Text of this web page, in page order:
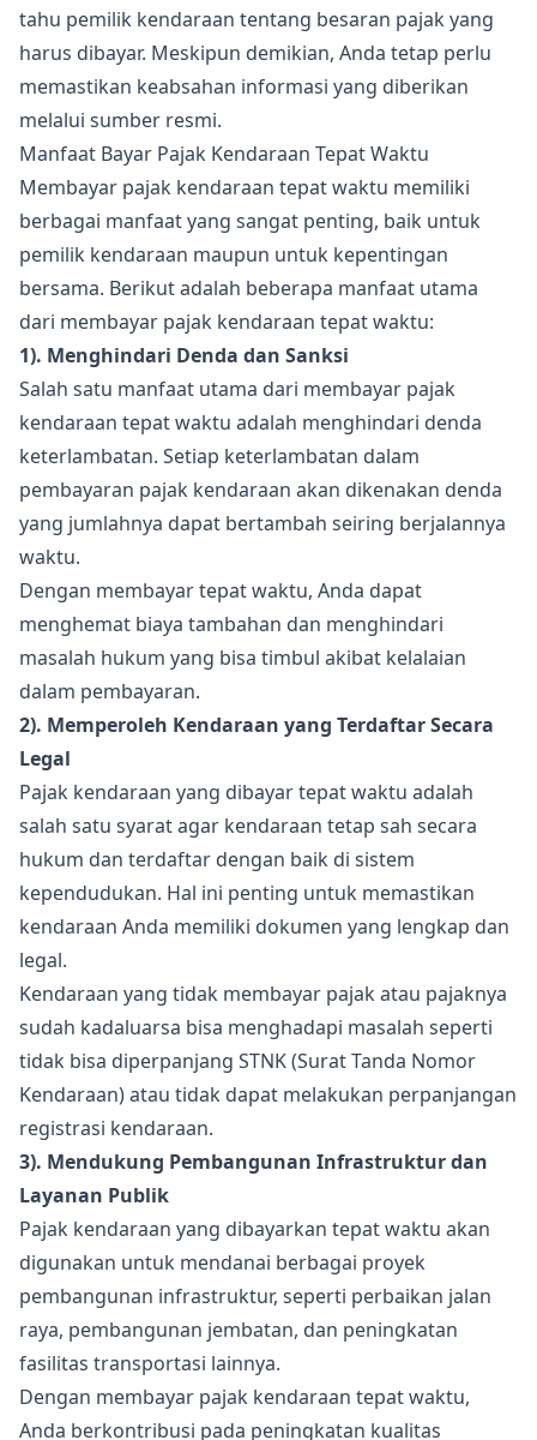
tahu pemilik kendaraan tentang besaran pajak yang
harus dibayar. Meskipun demikian, Anda tetap perlu
memastikan keabsahan informasi yang diberikan
melalui sumber resmi.
Manfaat Bayar Pajak Kendaraan Tepat Waktu
Membayar pajak kendaraan tepat waktu memiliki
berbagai manfaat yang sangat penting, baik untuk
pemilik kendaraan maupun untuk kepentingan
bersama. Berikut adalah beberapa manfaat utama
dari membayar pajak kendaraan tepat waktu:
1). Menghindari Denda dan Sanksi
Salah satu manfaat utama dari membayar pajak
kendaraan tepat waktu adalah menghindari denda
keterlambatan. Setiap keterlambatan dalam
pembayaran pajak kendaraan akan dikenakan denda
yang jumlahnya dapat bertambah seiring berjalannya
waktu.
Dengan membayar tepat waktu, Anda dapat
menghemat biaya tambahan dan menghindari
masalah hukum yang bisa timbul akibat kelalaian
dalam pembayaran.
2). Memperoleh Kendaraan yang Terdaftar Secara
Legal
Pajak kendaraan yang dibayar tepat waktu adalah
salah satu syarat agar kendaraan tetap sah secara
hukum dan terdaftar dengan baik di sistem
kependudukan. Hal ini penting untuk memastikan
kendaraan Anda memiliki dokumen yang lengkap dan
legal.
Kendaraan yang tidak membayar pajak atau pajaknya
sudah kadaluarsa bisa menghadapi masalah seperti
tidak bisa diperpanjang STNK (Surat Tanda Nomor
Kendaraan) atau tidak dapat melakukan perpanjangan
registrasi kendaraan.
3). Mendukung Pembangunan Infrastruktur dan
Layanan Publik
Pajak kendaraan yang dibayarkan tepat waktu akan
digunakan untuk mendanai berbagai proyek
pembangunan infrastruktur, seperti perbaikan jalan
raya, pembangunan jembatan, dan peningkatan
fasilitas transportasi lainnya.
Dengan membayar pajak kendaraan tepat waktu,
Anda berkontribusi pada peningkatan kualitas